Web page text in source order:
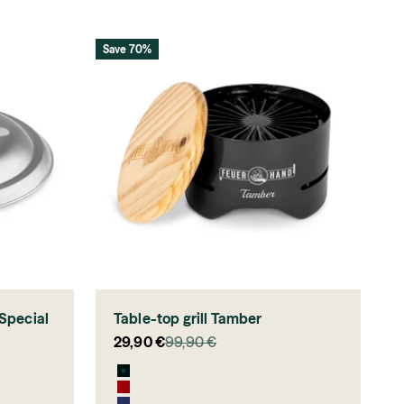
Save 70%
Table-top grill Tamber
Sale price
29,90 €Regular price
99,90 €
Jet Black
Ruby Red